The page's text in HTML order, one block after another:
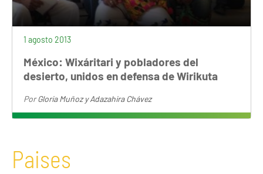
1 agosto 2013
México: Wixáritari y pobladores del
desierto, unidos en defensa de Wirikuta
PorGloria Muñoz y Adazahira Chávez
Paises